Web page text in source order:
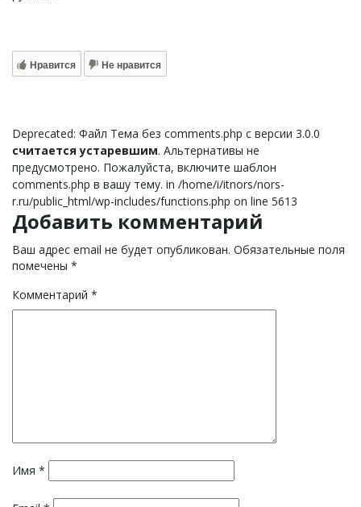
Нравится Не нравится
Deprecated: Файл Тема без comments.php с версии 3.0.0
считается устаревшим. Альтернативы не
предусмотрено. Пожалуйста, включите шаблон
comments.php в вашу тему. in /home/i/itnors/nors-
r.ru/public_html/wp-includes/functions.php on line 5613
Добавить комментарий
Ваш адрес email не будет опубликован. Обязательные поля
помечены *
Комментарий *
Имя *